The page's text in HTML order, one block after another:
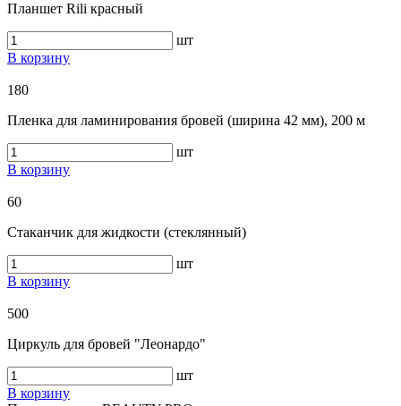
Планшет Rili красный
шт
В корзину
180
Пленка для ламинирования бровей (ширина 42 мм), 200 м
шт
В корзину
60
Стаканчик для жидкости (стеклянный)
шт
В корзину
500
Циркуль для бровей "Леонардо"
шт
В корзину